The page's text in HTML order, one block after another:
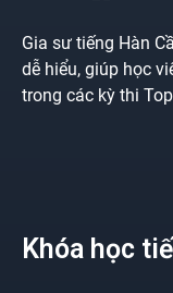
Gia sư tiếng Hàn
dễ hiểu, giúp học
trong các kỳ thi
Khóa học